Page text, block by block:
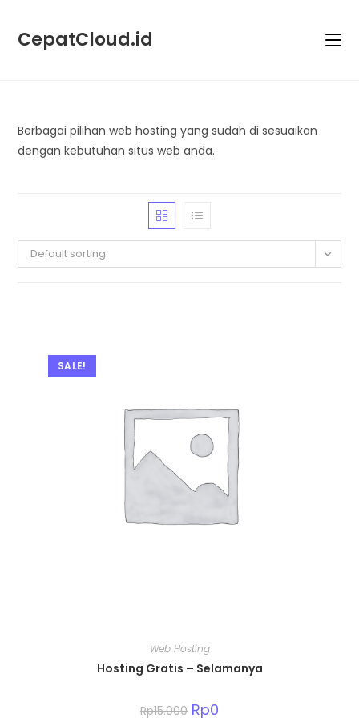
content
CepatCloud.id
Berbagai pilihan web hosting yang sudah di sesuaikan
dengan kebutuhan situs web anda.
Default sorting
SALE!
Web Hosting
Hosting Gratis – Selamanya
Rp15.000 Original
Rp0